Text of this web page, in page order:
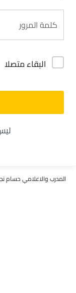
البقاء متصلا
المدرب والاعلامي